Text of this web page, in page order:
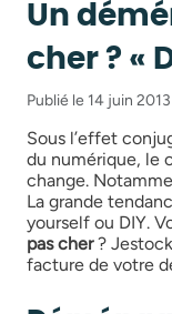
Un
cher ? «
Publié le 14 juin
Sous l’effet
du numérique, le
change.
La grande
yourself ou DIY.
pas cher?
facture de votre